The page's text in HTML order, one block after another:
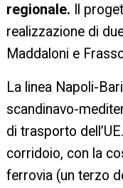
regionale. Il
realizzazione di
Maddaloni e
La linea Napoli-
scandinavo-
di trasporto
corridoio, con la
ferrovia (un terzo